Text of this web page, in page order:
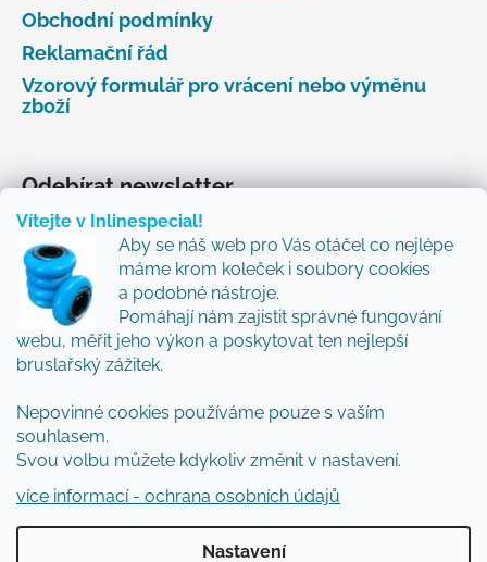
Vítejte v Inlinespecial!
Aby se náš web pro Vás otáčel co nejlépe
máme krom koleček i soubory cookies
a podobné nástroje.
Pomáhají nám zajistit správné fungování
webu, měřit jeho výkon a poskytovat ten nejlepší
bruslařský zážitek.
Nepovinné cookies používáme pouze s vaším
souhlasem.
Svou volbu můžete kdykoliv změnit v nastavení.
více informací - ochrana osobních údajů
Nastavení
Obchodní podmínky
Reklamační řád
Vzorový formulář pro vrácení nebo výměnu
zboží
Odebírat newsletter
Vložte svůj e-mail a my vám budeme zasílat informace
o nových produktech na našem e-shopu.
Přidejte se k nám a my Vám budeme zasílat ty nejlepší
novinky a tipy.
E-mail
Vložením e-mailu souhlasíte spodmínkami
ochrany osobních údajů
PŘIHLÁSIT SE